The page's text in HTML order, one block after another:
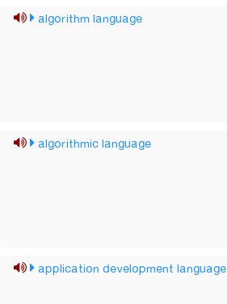
algorithm language
algorithmic language
application development language